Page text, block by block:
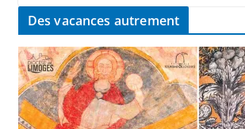
Des vacances autrement